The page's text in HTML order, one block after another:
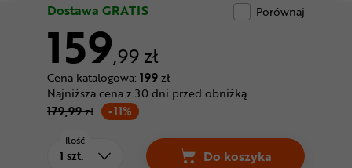
Dostawa GRATIS Porównaj
159,99 zł
Cena katalogowa: 199zł
-11%
Najniższa cena z 30 dni przed obniżką
179,99zł
Ilość
Do koszyka